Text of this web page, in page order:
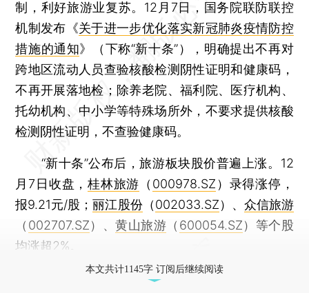
制，利好旅游业复苏。12月7日，国务院联防联控
机制发布《关于进一步优化落实新冠肺炎疫情防控
措施的通知》（下称“新十条”），明确提出不再对
跨地区流动人员查验核酸检测阴性证明和健康码，
不再开展落地检；除养老院、福利院、医疗机构、
托幼机构、中小学等特殊场所外，不要求提供核酸
检测阴性证明，不查验健康码。
“新十条”公布后，旅游板块股价普遍上涨。12
月7日收盘，桂林旅游 （ 000978.SZ ）录得涨停，
报9.21元/股；丽江股份（002033.SZ）、 众信旅游
（ 002707.SZ）、黄山旅游 （ 600054.SZ）等个股
均涨超2%。
本文共计1145字 订阅后继续阅读